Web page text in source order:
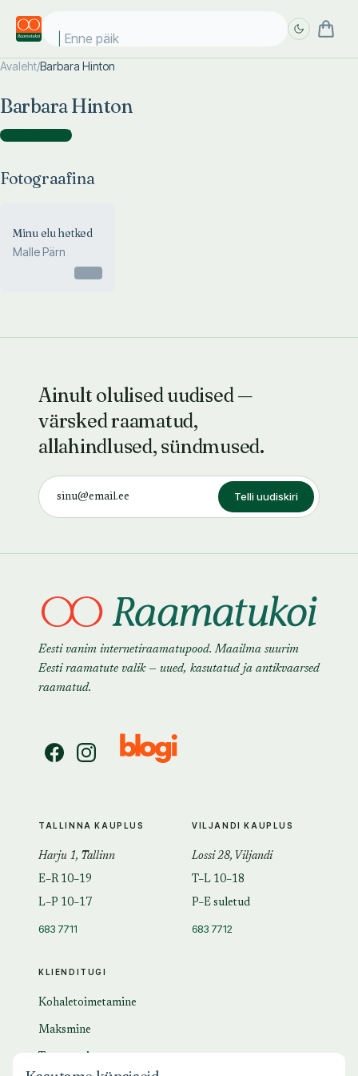
Enne päike
Avaleht/Barbara Hinton
Barbara Hinton
Fotograafina )
Fotograafina
Minu elu hetked
Malle Pärn
Ainult olulised uudised —
värsked raamatud,
allahindlused, sündmused.
Telli uudiskiri
Eesti vanim internetiraamatupood. Maailma suurim
Eesti raamatute valik — uued, kasutatud ja antikvaarsed
raamatud.
KLIENDITUGI
Kohaletoimetamine
Maksmine
TALLINNA KAUPLUS
Harju 1, Tallinn
E–R 10–19
L–P 10–17
683 7711
VILJANDI KAUPLUS
Lossi 28, Viljandi
T–L 10–18
P–E suletud
683 7712